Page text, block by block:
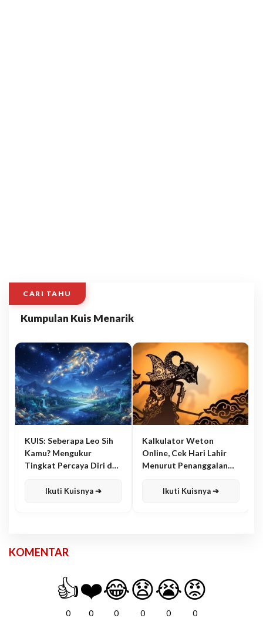
CARI TAHU
Kumpulan Kuis Menarik
KUIS: Seberapa Leo Sih
Kamu? Mengukur
Tingkat Percaya Diri dan
Ikuti Kuisnya ➔
Kalkulator Weton
Online, Cek Hari Lahir
Menurut Penanggalan
Ikuti Kuisnya ➔
KOMENTAR
👍
0
❤️
0
😂
0
😧
0
😭
0
😡
0